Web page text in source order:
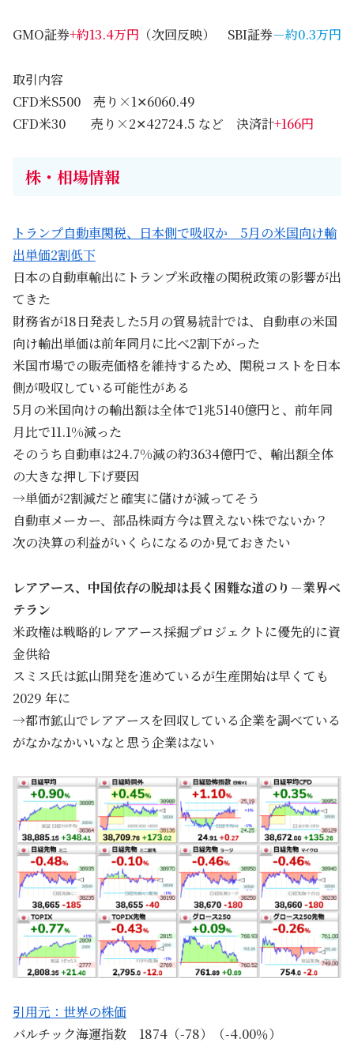
GMO証券+約13.4万円 （次回反映） SBI証券－約0.3万円
取引内容
CFD米S500 売り×1✕6060.49
CFD米30 売り×2✕42724.5 など 決済計+166円
株・相場情報
トランプ自動車関税、日本側で吸収か 5月の米国向け輸
出単価2割低下
日本の自動車輸出にトランプ米政権の関税政策の影響が出
てきた
財務省が18日発表した5月の貿易統計では、自動車の米国
向け輸出単価は前年同月に比べ2割下がった
米国市場での販売価格を維持するため、関税コストを日本
側が吸収している可能性がある
5月の米国向けの輸出額は全体で1兆5140億円と、前年同
月比で11.1%減った
そのうち自動車は24.7%減の約3634億円で、輸出額全体
の大きな押し下げ要因
→単価が2割減だと確実に儲けが減ってそう
自動車メーカー、部品株両方今は買えない株でないか？
次の決算の利益がいくらになるのか見ておきたい
レアアース、中国依存の脱却は長く困難な道のり－業界ベ
テラン
米政権は戦略的レアアース採掘プロジェクトに優先的に資
金供給
スミス氏は鉱山開発を進めているが生産開始は早くても
2029 年に
→都市鉱山でレアアースを回収している企業を調べている
がなかなかいいなと思う企業はない
引用元：世界の株価
バルチック海運指数 1874（-78）（-4.00％）